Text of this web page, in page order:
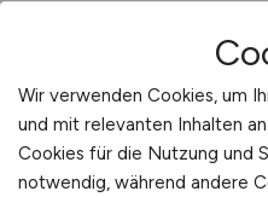
Beratung hilft, die
schärfen, Zielgruppen
Im Mittelpunkt einer
Wir verwenden Cookies, um
und mit relevanten Inhalten
Cookies für die Nutzung und
notwendig, während andere